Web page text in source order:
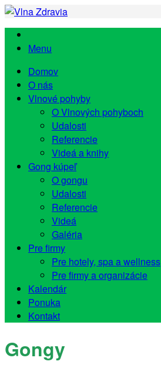
Menu
Domov
O nás
Vlnové pohyby
O Vlnových pohyboch
Udalosti
Referencie
Videá a knihy
Gong kúpeľ
O gongu
Udalosti
Referencie
Videá
Galéria
Pre firmy
Pre hotely, spa a wellness
Pre firmy a organizácie
Kalendár
Ponuka
Kontakt
Gongy